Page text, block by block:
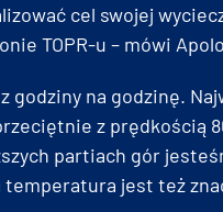
cel swojej
TOPR-u – mówi
na godzinę.
z prędkością
partiach gór
jest też